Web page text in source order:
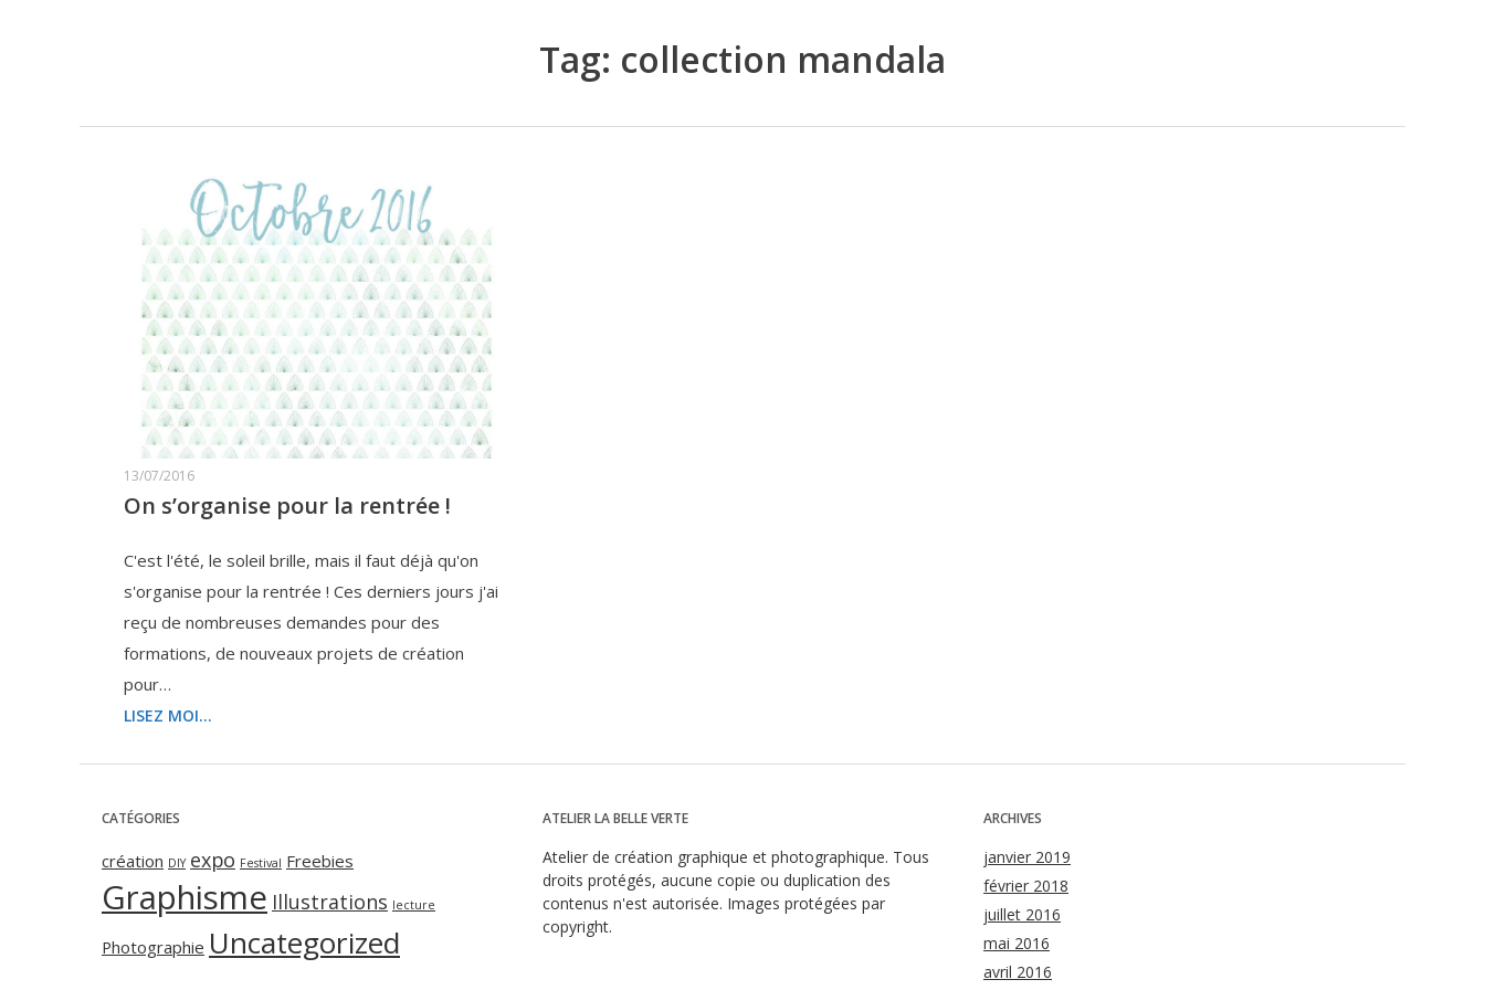
Tag: collection mandala
13/07/2016
On s’organise pour la rentrée !
C'est l'été, le soleil brille, mais il faut déjà qu'on
s'organise pour la rentrée ! Ces derniers jours j'ai
reçu de nombreuses demandes pour des
formations, de nouveaux projets de création
pour…
LISEZ MOI...
CATÉGORIES
création DIY expo Festival Freebies
Graphisme Illustrations lecture
Photographie Uncategorized
ATELIER LA BELLE VERTE
Atelier de création graphique et photographique. Tous
droits protégés, aucune copie ou duplication des
contenus n'est autorisée. Images protégées par
copyright.
ARCHIVES
janvier 2019
février 2018
juillet 2016
mai 2016
avril 2016